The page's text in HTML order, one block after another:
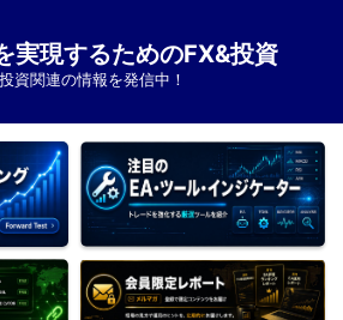
実現するためのFX&投資
資関連の情報を発信中！